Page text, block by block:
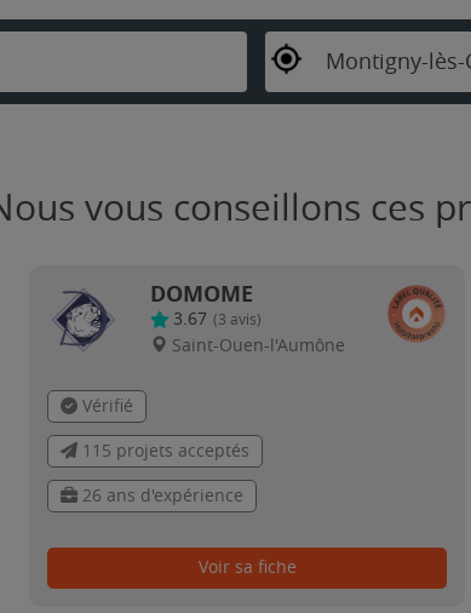
vous conseillons ces
DOMOME
3.67 (3 avis)
Saint-Ouen-l'Aumône
Vérifié
115 projets acceptés
26 ans d'expérience
Voir sa fiche